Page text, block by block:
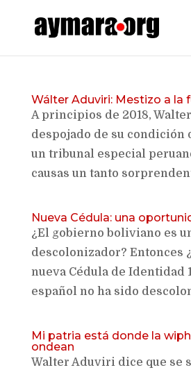
Wálter Aduviri: Mestizo a la
A principios de 2018,
despojado de su condición
un tribunal especial
causas un tanto
Nueva Cédula: una
¿El gobierno boliviano es
descolonizador? Entonces
nueva Cédula de Identidad
español no ha sido
Mi patria está donde la
ondean
Walter Aduviri dice que se